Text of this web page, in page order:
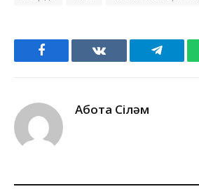
Facebook VKontakte
Ақбота Сіләм